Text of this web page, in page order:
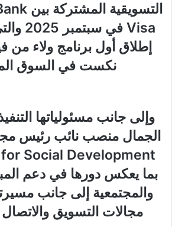
التسويقية المشتركة بين
Visa في سبتمبر 2025
إطلاق أول برنامج ولاء من
نكست في السوق
وإلى جانب مسئولياتها
الجمال منصب نائب رئيس
Social Development
بما يعكس دورها في دعم
والمجتمعية إلى جانب
مجالات التسويق